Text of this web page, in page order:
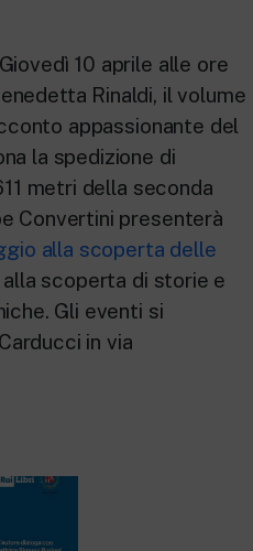
10 aprile alle ore
Rinaldi, il volume
appassionante del
la spedizione di
metri della seconda
Convertini presenterà
alla scoperta delle
alla scoperta di storie e
Gli eventi si
in via